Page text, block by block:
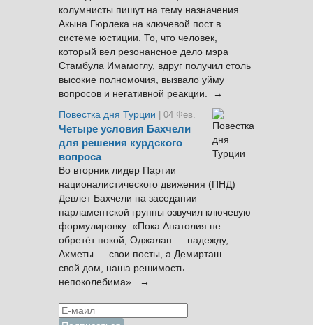
колумнисты пишут на тему назначения
Акына Гюрлека на ключевой пост в
системе юстиции. То, что человек,
который вел резонансное дело мэра
Стамбула Имамоглу, вдруг получил столь
высокие полномочия, вызвало уйму
вопросов и негативной реакции. →
Повестка дня Турции
| 04 Фев.
Четыре условия Бахчели
для решения курдского
вопроса
Во вторник лидер Партии
националистического движения (ПНД)
Девлет Бахчели на заседании
парламентской группы озвучил ключевую
формулировку: «Пока Анатолия не
обретёт покой, Оджалан — надежду,
Ахметы — свои посты, а Демирташ —
свой дом, наша решимость
непоколебима». →